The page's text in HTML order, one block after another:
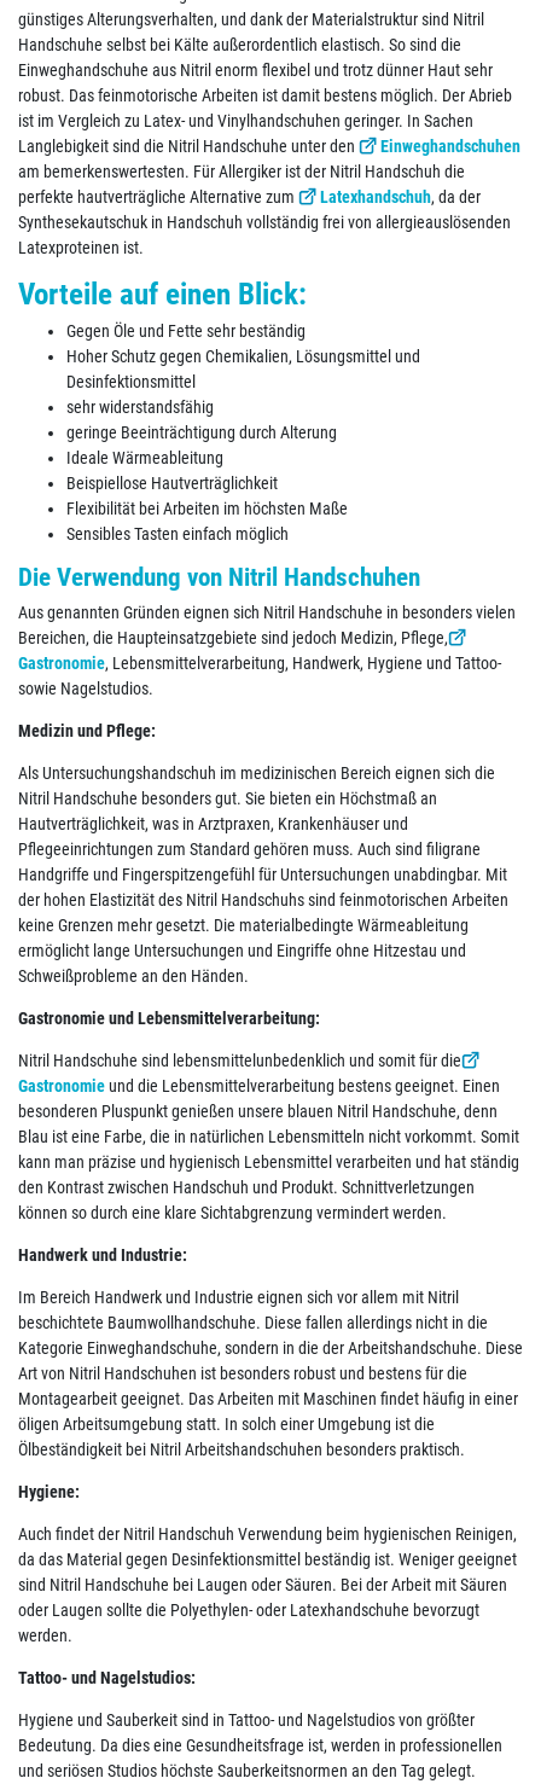
günstiges Alterungsverhalten, und dank der Materialstruktur sind Nitril
Handschuhe selbst bei Kälte außerordentlich elastisch. So sind die
Einweghandschuhe aus Nitril enorm flexibel und trotz dünner Haut sehr
robust. Das feinmotorische Arbeiten ist damit bestens möglich. Der Abrieb
ist im Vergleich zu Latex- und Vinylhandschuhen geringer. In Sachen
Langlebigkeit sind die Nitril Handschuhe unter den
Einweghandschuhen
am bemerkenswertesten. Für Allergiker ist der Nitril Handschuh die
perfekte hautverträgliche Alternative zum
Latexhandschuh, da der
Synthesekautschuk in Handschuh vollständig frei von allergieauslösenden
Latexproteinen ist.
Vorteile auf einen Blick:
Gegen Öle und Fette sehr beständig
Hoher Schutz gegen Chemikalien, Lösungsmittel und
Desinfektionsmittel
sehr widerstandsfähig
geringe Beeinträchtigung durch Alterung
Ideale Wärmeableitung
Beispiellose Hautverträglichkeit
Flexibilität bei Arbeiten im höchsten Maße
Sensibles Tasten einfach möglich
Die Verwendung von Nitril Handschuhen
Aus genannten Gründen eignen sich Nitril Handschuhe in besonders vielen
Bereichen, die Haupteinsatzgebiete sind jedoch Medizin, Pflege,
Gastronomie, Lebensmittelverarbeitung, Handwerk, Hygiene und Tattoo-
sowie Nagelstudios.
Medizin und Pflege:
Als Untersuchungshandschuh im medizinischen Bereich eignen sich die
Nitril Handschuhe besonders gut. Sie bieten ein Höchstmaß an
Hautverträglichkeit, was in Arztpraxen, Krankenhäuser und
Pflegeeinrichtungen zum Standard gehören muss. Auch sind filigrane
Handgriffe und Fingerspitzengefühl für Untersuchungen unabdingbar. Mit
der hohen Elastizität des Nitril Handschuhs sind feinmotorischen Arbeiten
keine Grenzen mehr gesetzt. Die materialbedingte Wärmeableitung
ermöglicht lange Untersuchungen und Eingriffe ohne Hitzestau und
Schweißprobleme an den Händen.
Gastronomie und Lebensmittelverarbeitung:
Nitril Handschuhe sind lebensmittelunbedenklich und somit für die
Gastronomieund die Lebensmittelverarbeitung bestens geeignet. Einen
besonderen Pluspunkt genießen unsere blauen Nitril Handschuhe, denn
Blau ist eine Farbe, die in natürlichen Lebensmitteln nicht vorkommt. Somit
kann man präzise und hygienisch Lebensmittel verarbeiten und hat ständig
den Kontrast zwischen Handschuh und Produkt. Schnittverletzungen
können so durch eine klare Sichtabgrenzung vermindert werden.
Handwerk und Industrie:
Im Bereich Handwerk und Industrie eignen sich vor allem mit Nitril
beschichtete Baumwollhandschuhe. Diese fallen allerdings nicht in die
Kategorie Einweghandschuhe, sondern in die der Arbeitshandschuhe. Diese
Art von Nitril Handschuhen ist besonders robust und bestens für die
Montagearbeit geeignet. Das Arbeiten mit Maschinen findet häufig in einer
öligen Arbeitsumgebung statt. In solch einer Umgebung ist die
Ölbeständigkeit bei Nitril Arbeitshandschuhen besonders praktisch.
Hygiene:
Auch findet der Nitril Handschuh Verwendung beim hygienischen Reinigen,
da das Material gegen Desinfektionsmittel beständig ist. Weniger geeignet
sind Nitril Handschuhe bei Laugen oder Säuren. Bei der Arbeit mit Säuren
oder Laugen sollte die Polyethylen- oder Latexhandschuhe bevorzugt
werden.
Tattoo- und Nagelstudios:
Hygiene und Sauberkeit sind in Tattoo- und Nagelstudios von größter
Bedeutung. Da dies eine Gesundheitsfrage ist, werden in professionellen
und seriösen Studios höchste Sauberkeitsnormen an den Tag gelegt.